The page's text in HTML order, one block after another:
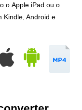
o Apple iPad ou o
Kindle, Android e